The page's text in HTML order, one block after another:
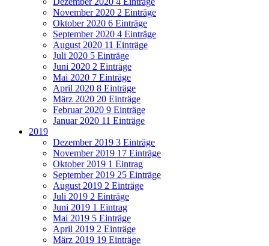
November 2020 2 Einträge
Oktober 2020 6 Einträge
September 2020 4 Einträge
August 2020 11 Einträge
Juli 2020 5 Einträge
Juni 2020 2 Einträge
Mai 2020 7 Einträge
April 2020 8 Einträge
März 2020 20 Einträge
Februar 2020 9 Einträge
Januar 2020 11 Einträge
2019
Dezember 2019 3 Einträge
November 2019 17 Einträge
Oktober 2019 1 Eintrag
September 2019 25 Einträge
August 2019 2 Einträge
Juli 2019 2 Einträge
Juni 2019 1 Eintrag
Mai 2019 5 Einträge
April 2019 2 Einträge
März 2019 19 Einträge